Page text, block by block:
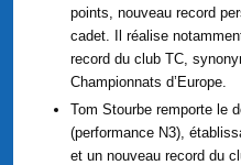
points, nouveau record
cadet. Il réalise
record du club TC,
Championnats d’Europe.
Tom Stourbe remporte le
(performance N3),
et un nouveau record du